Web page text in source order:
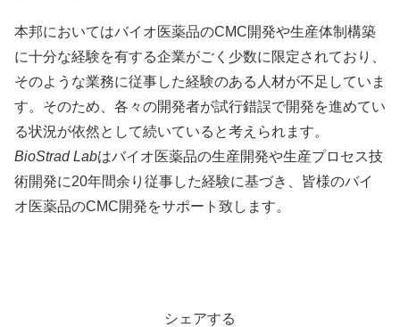
本邦においてはバイオ医薬品のCMC開発や生産体制構築
に十分な経験を有する企業がごく少数に限定されており、
そのような業務に従事した経験のある人材が不足していま
す。そのため、各々の開発者が試行錯誤で開発を進めてい
る状況が依然として続いていると考えられます。
BioStrad Labはバイオ医薬品の生産開発や生産プロセス技
術開発に20年間余り従事した経験に基づき、皆様のバイ
オ医薬品のCMC開発をサポート致します。
シェアする